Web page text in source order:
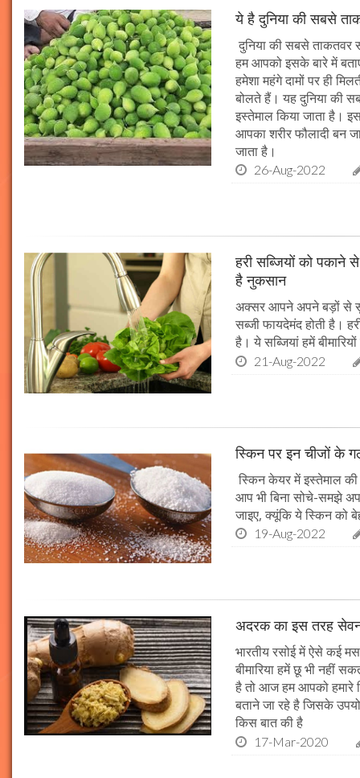
ये है दुनिया की सबसे
दुनिया की सबसे ताकतवर
हम आपको इसके बारे में
हमेशा महंगे दामों पर ही
बोलते हैं। यह दुनिया की
इस्तेमाल किया जाता है।
आपका शरीर फौलादी बन
जाता है।
26-Aug-2022
हरी सब्जियों को
है नुकसान
अक्सर आपने अपने बड़ों से
सब्जी फायदेमंद होती है।
है। ये सब्जियां हमें
21-Aug-2022
स्किन पर इन चीजों के
स्किन केयर में इस्तेमाल
आप भी बिना सोचे-समझे
जाइए, क्यूंकि ये स्किन को
19-Aug-2022
अदरक का इस तरह
भारतीय रसोई में ऐसे कई
बीमारिया हमें छू भी नहीं
है तो आज हम आपको हमारे
बताने जा रहे है जिसके
किस बात की है
17-Mar-2020